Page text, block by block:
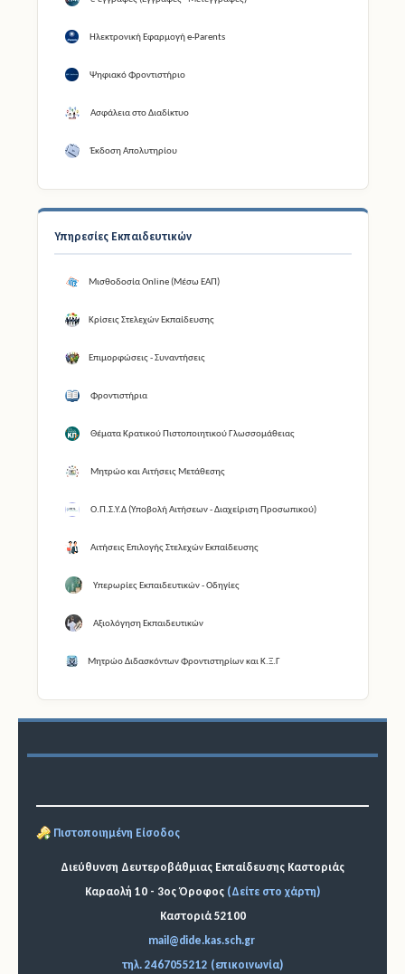
Ηλεκτρονική Εφαρμογή e-Parents
Ψηφιακό Φροντιστήριο
Ασφάλεια στο Διαδίκτυο
Έκδοση Απολυτηρίου
Υπηρεσίες Εκπαιδευτικών
Μισθοδοσία Online (Μέσω ΕΑΠ)
Κρίσεις Στελεχών Εκπαίδευσης
Επιμορφώσεις - Συναντήσεις
Φροντιστήρια
Θέματα Κρατικού Πιστοποιητικού Γλωσσομάθειας
Μητρώο και Αιτήσεις Μετάθεσης
Ο.Π.Σ.Υ.Δ (Υποβολή Αιτήσεων - Διαχείριση Προσωπικού)
Αιτήσεις Επιλογής Στελεχών Εκπαίδευσης
Υπερωρίες Εκπαιδευτικών - Οδηγίες
Αξιολόγηση Εκπαιδευτικών
Μητρώο Διδασκόντων Φροντιστηρίων και Κ.Ξ.Γ
Πιστοποιημένη Είσοδος
Διεύθυνση Δευτεροβάθμιας Εκπαίδευσης Καστοριάς
Καραολή 10 - 3ος Όροφος (Δείτε στο χάρτη)
Καστοριά 52100
mail@dide.kas.sch.gr
τηλ. 2467055212 (επικοινωνία)